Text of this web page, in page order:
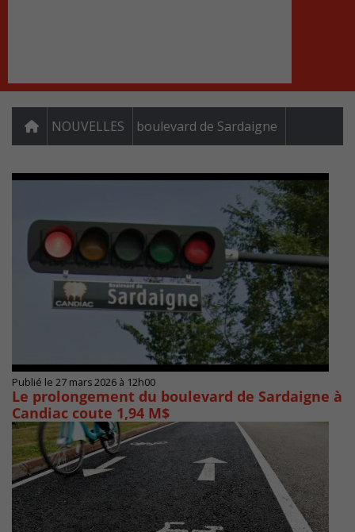
NOUVELLES boulevard de Sardaigne
Publié le 27 mars 2026 à 12h00
Le prolongement du boulevard de Sardaigne à
Candiac coute 1,94 M$